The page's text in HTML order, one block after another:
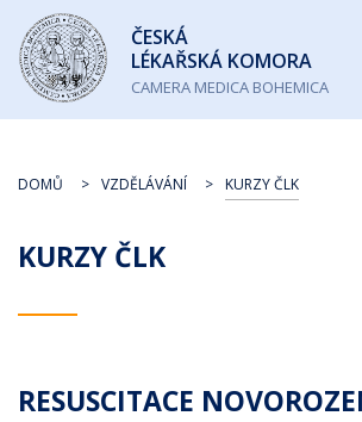
Česká
lékařská
komora
ČESKÁ
LÉKAŘSKÁ KOMORA
CAMERA MEDICA BOHEMICA
KURZY ČLK
DOMŮ VZDĚLÁVÁNÍ KURZY ČLK
RESUSCITACE